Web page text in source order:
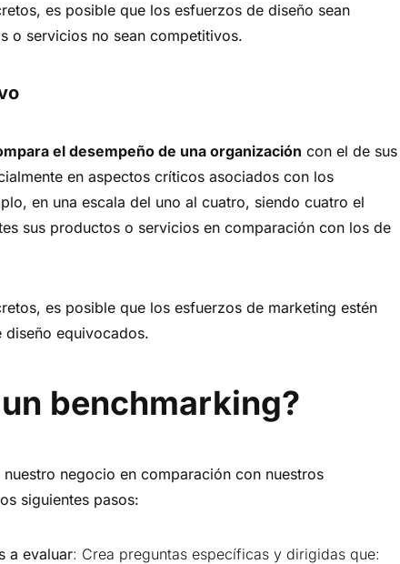
es posible que los esfuerzos de diseño sean
o servicios no sean competitivos.
el desempeño de una organización con el de sus
en aspectos críticos asociados con los
en una escala del uno al cuatro, siendo cuatro el
sus productos o servicios en comparación con los de
es posible que los esfuerzos de marketing estén
equivocados.
benchmarking?
nuestro negocio en comparación con nuestros
siguientes pasos:
a evaluar: Crea preguntas específicas y dirigidas que: